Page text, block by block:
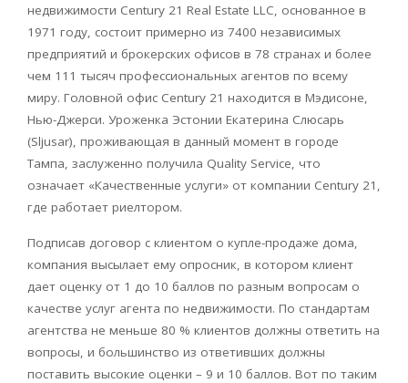
недвижимости Century 21 Real Estate LLC, основанное в
1971 году, состоит примерно из 7400 независимых
предприятий и брокерских офисов в 78 странах и более
чем 111 тысяч профессиональных агентов по всему
миру. Головной офис Century 21 находится в Мэдисоне,
Нью-Джерси. Уроженка Эстонии Екатерина Слюсарь
(Sljusar), проживающая в данный момент в городе
Тампа, заслуженно получила Quality Service, что
означает «Качественные услуги» от компании Century 21,
где работает риелтором.
Подписав договор с клиентом о купле-продаже дома,
компания высылает ему опросник, в котором клиент
дает оценку от 1 до 10 баллов по разным вопросам о
качестве услуг агента по недвижимости. По стандартам
агентства не меньше 80 % клиентов должны ответить на
вопросы, и большинство из ответивших должны
поставить высокие оценки – 9 и 10 баллов. Вот по таким